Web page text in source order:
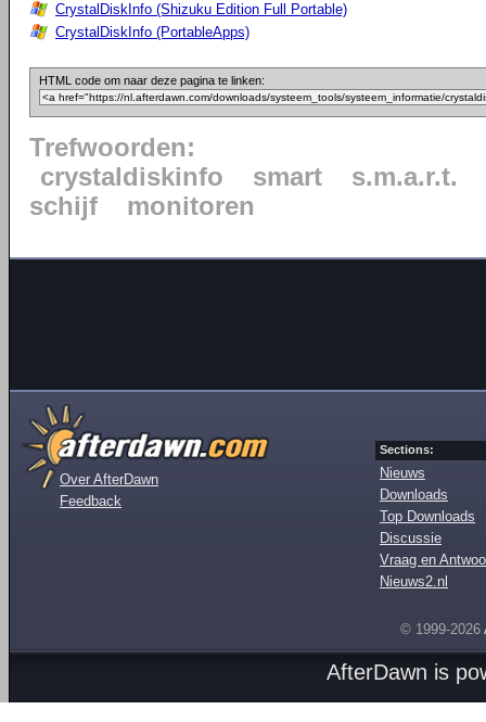
CrystalDiskInfo (Shizuku Edition Full Portable)
CrystalDiskInfo (PortableApps)
HTML code om naar deze pagina te linken:
Trefwoorden:
crystaldiskinfo
smart
s.m.a.r.t.
schijf
monitoren
Over AfterDawn
Feedback
Sections:
Nieuws
Downloads
Top Downloads
Discussie
Vraag en
Nieuws2.nl
© 1999-2026
AfterDawn is